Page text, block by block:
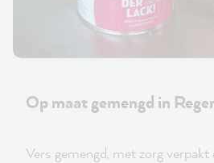
Op maat gemengd in
Vers gemengd, met zorg verpakt